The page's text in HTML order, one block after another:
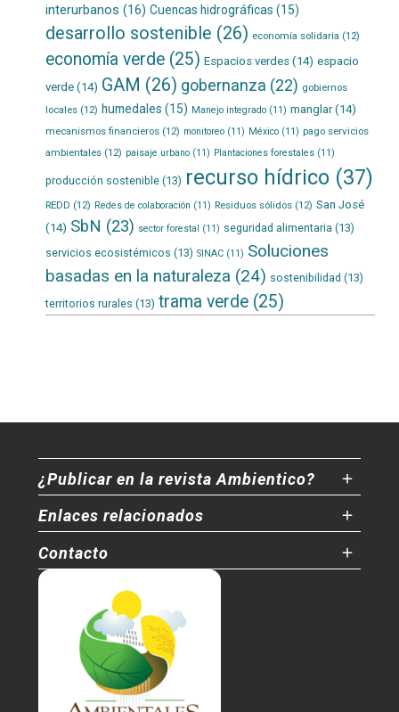
interurbanos (16) Cuencas hidrográficas (15)
desarrollo sostenible (26) economía solidaria (12)
economía verde(25) Espacios verdes(14) espacio
verde(14) GAM (26) gobernanza (22) gobiernos
locales(12) humedales (15) Manejo integrado(11) manglar(14)
mecanismos financieros(12) monitoreo(11) México(11) pago servicios
ambientales(12) paisaje urbano(11) Plantaciones forestales(11)
producción sostenible(13) recurso hídrico(37)
REDD (12) Redes de colaboración (11) Residuos sólidos(12) San José
(14) SbN (23) sector forestal (11) seguridad alimentaria (13)
servicios ecosistémicos (13) SINAC(11) Soluciones
basadas en la naturaleza (24) sostenibilidad (13)
territorios rurales (13) trama verde(25)
¿Publicar en la revista Ambientico?
Enlaces relacionados
Contacto